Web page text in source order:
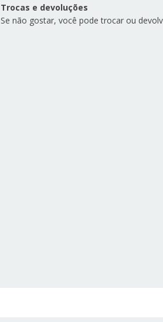
Trocas e devoluções
Se não gostar, você pode trocar ou